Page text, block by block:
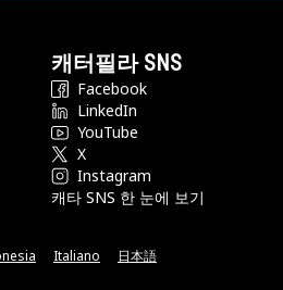
캐터필라 SNS
Facebook
LinkedIn
YouTube
X
Instagram
캐타 SNS 한 눈에 보기
Italiano 日本語